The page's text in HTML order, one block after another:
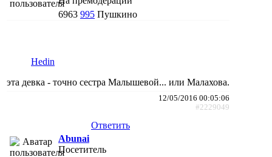
6963 995 Пушкино
Hedin
эта девка - точно сестра Малышевой... или Малахова.
12/05/2016 00:05:06
#2229049
Ответить
Abunai
Посетитель